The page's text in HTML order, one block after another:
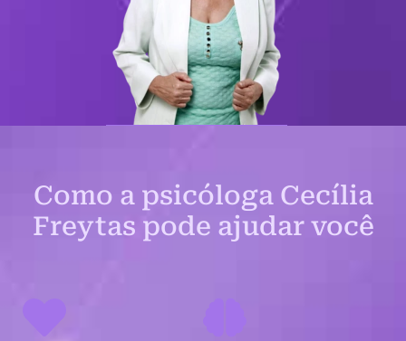
Como a psicóloga Cecília
Freytas pode ajudar você